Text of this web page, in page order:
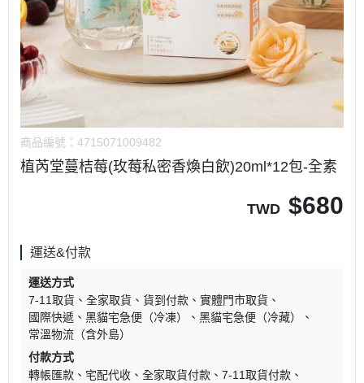
商品編號： 4715071009482
植芮堂蔓桔莓(玫莓私密香煥白飲)20ml*12包-全素
TWD $680
運送&付款
運送方式
7-11取貨
全家取貨 貨到付款
實體門市取貨
國際快遞
黑貓宅急便（冷凍）
黑貓宅急便（冷藏）
常溫物流（含外島）
付款方式
轉帳匯款
宅配代收 全家取貨付款
7-11取貨付款